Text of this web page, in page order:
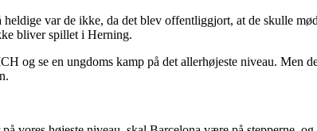
var de ikke, da det blev offentliggjort, at de skulle
bliver spillet i Herning.
og se en ungdoms kamp på det allerhøjeste niveau. Men